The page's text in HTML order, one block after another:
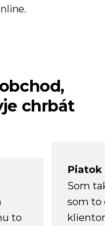
chrbát
to
Piatok
Som
som to